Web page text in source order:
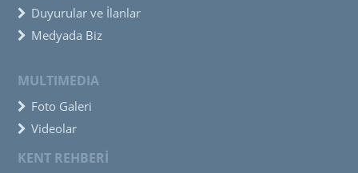
Duyurular ve İlanlar
Medyada Biz
MULTIMEDIA
Foto Galeri
Videolar
KENT REHBERİ